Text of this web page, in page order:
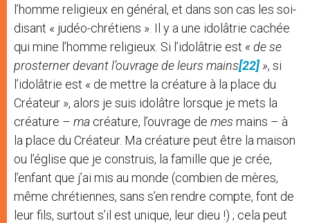
l’homme religieux en général, et dans son cas les soi-
disant « judéo-chrétiens ». Il y a une idolâtrie cachée
qui mine l’homme religieux. Si l’idolâtrie est « de se
prosterner devant l’ouvrage de leurs mains[22]», si
l’idolâtrie est « de mettre la créature à la place du
Créateur », alors je suis idolâtre lorsque je mets la
créature – ma créature, l’ouvrage de mes mains – à
la place du Créateur. Ma créature peut être la maison
ou l’église que je construis, la famille que je crée,
l’enfant que j’ai mis au monde (combien de mères,
même chrétiennes, sans s’en rendre compte, font de
leur fils, surtout s’il est unique, leur dieu !) ; cela peut